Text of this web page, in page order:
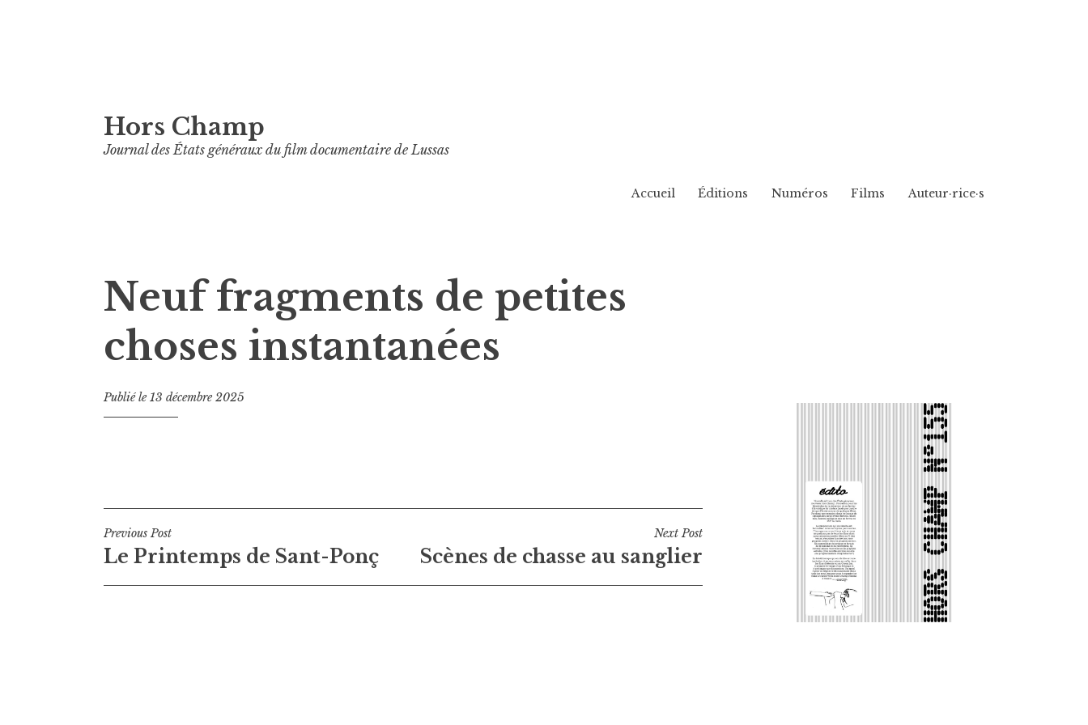
au
contenu
Hors Champ
Journal des États généraux du film documentaire de Lussas
Accueil Éditions Numéros Films Auteur·rice·s
Neuf fragments de petites
choses instantanées
Publié le13 décembre 2025
Navigation
de
Previous Post
Le Printemps de Sant-Ponç
Next Post
Scènes de chasse au sanglier